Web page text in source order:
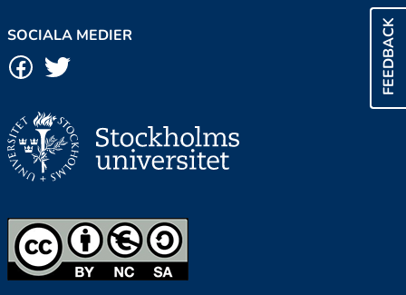
FEEDBACK
SOCIALA MEDIER